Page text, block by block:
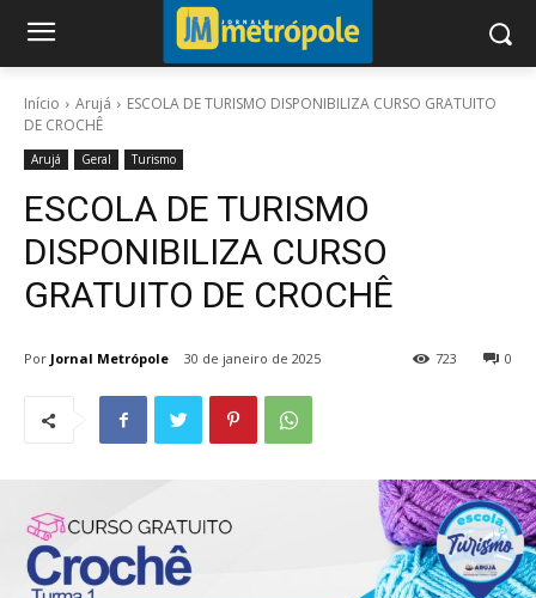
Início Arujá
ESCOLA DE TURISMO DISPONIBILIZA CURSO GRATUITO
DE CROCHÊ
Arujá Geral Turismo
ESCOLA DE TURISMO
DISPONIBILIZA CURSO
GRATUITO DE CROCHÊ
Por Jornal Metrópole 30 de janeiro de 2025 0
723